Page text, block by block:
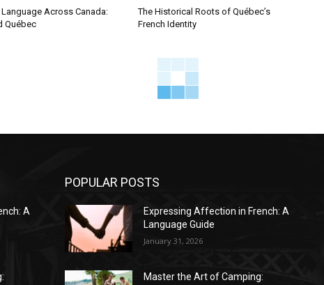
Language Across Canada:
Québec
The Historical Roots of Québec’s
French Identity
A
POPULAR POSTS
Expressing Affection in French: A
Language Guide
January 31, 2026
Master the Art of Camping: